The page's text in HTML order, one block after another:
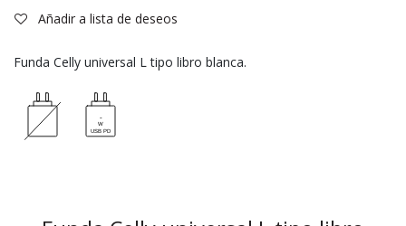
Añadir a lista de deseos
Funda Celly universal L tipo libro blanca.